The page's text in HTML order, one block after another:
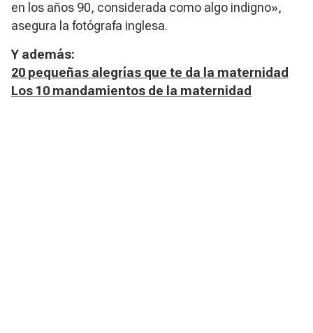
en los años 90, considerada como algo indigno»,
asegura la fotógrafa inglesa.
Y además:
​20 pequeñas alegrías que te da la maternidad
Los 10 mandamientos de la maternidad